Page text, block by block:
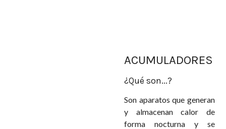
ACUMULADORES
¿Qué son...?
Son aparatos que generan
y almacenan calor de
forma nocturna y se